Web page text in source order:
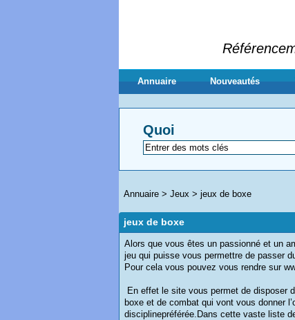
Annuaire Nouveautés
Quoi
Annuaire > Jeux > jeux de boxe
jeux de boxe
Alors que vous êtes un passionné et un
jeu qui puisse vous permettre de passer
Pour cela vous pouvez vous rendre sur
En effet le site vous permet de disposer
boxe et de combat qui vont vous donner
disciplinepréférée.Dans cette vaste liste